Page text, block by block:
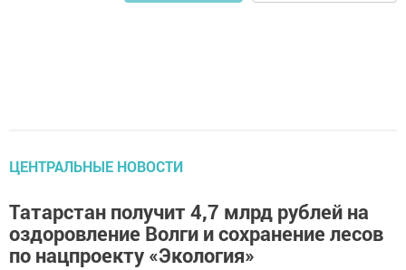
ЦЕНТРАЛЬНЫЕ НОВОСТИ
Татарстан получит 4,7 млрд рублей на
оздоровление Волги и сохранение лесов
по нацпроекту «Экология»